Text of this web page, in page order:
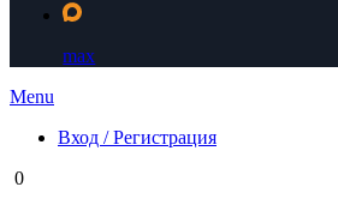
max
Menu
Вход / Регистрация
0